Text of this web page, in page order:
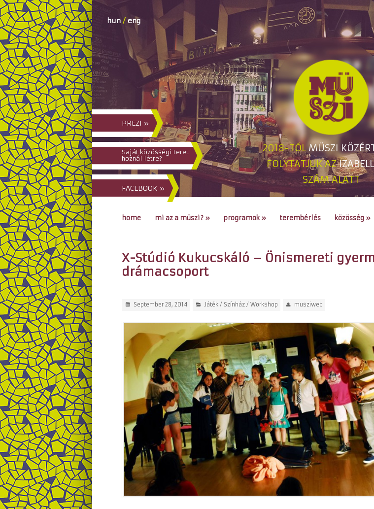
2018-TÓLMÜSZI
FOLYTATJUK AZ
SZÁM ALATT
hun / eng
PREZI »
Saját közösségi teret
hoznál létre?
FACEBOOK »
home mi az a müszi? » programok» terembérlés közösség »
X-Stúdió Kukucskáló – Önismereti
drámacsoport
September 28, 2014 Játék/ Színház/ Workshop musziweb